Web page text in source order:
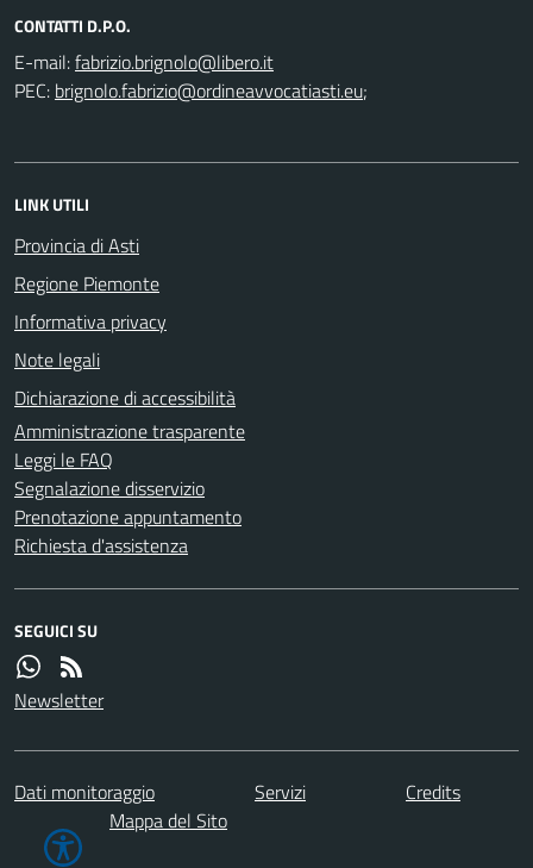
CONTATTI D.P.O.
E-mail:
PEC:
;
LINK UTILI
Provincia di Asti
Regione Piemonte
Informativa privacy
Note legali
Dichiarazione di accessibilità
Amministrazione trasparente
Leggi le FAQ
Segnalazione disservizio
Prenotazione appuntamento
Richiesta d'assistenza
SEGUICI SU
Newsletter
Dati monitoraggio Servizi
Credits
Mappa del Sito